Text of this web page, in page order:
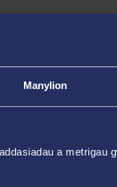
Manylion
a metrigau
sydd o dan 15 oed.
blynyddol cartrefi'r
y genedl.
Creadigol yn
Brifysgol, wedi'i